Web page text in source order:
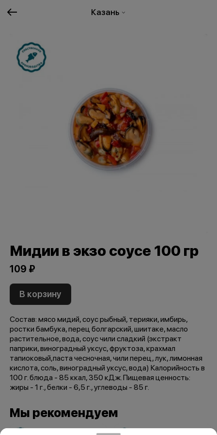
Казань
Мидии в экзо соусе 100 гр
109 ₽
В корзину
Состав: мясо мидий, соус рыбный, терияки, имбирь,
ростки бамбука, перец болгарский, шиитаке, масло
растительное, вода, соус чили сладкий (экстракт
паприки, виноградный уксус, фруктоза, крахмал
тапиоковый,паста чесночная, чили перец, лук, лимонная
кислота, соль, виноградный уксус, вода) Калорийность в
100 г. блюда - 85 ккал, 350 кДж. Пищевая ценность:
жиры - 1 г., белки - 6,5 г., углеводы - 85 г.
Мы рекомендуем